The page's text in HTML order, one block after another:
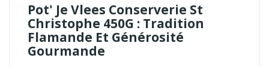
Pot' Je Vlees Conserverie St
Christophe 450G : Tradition
Flamande Et Générosité
Gourmande